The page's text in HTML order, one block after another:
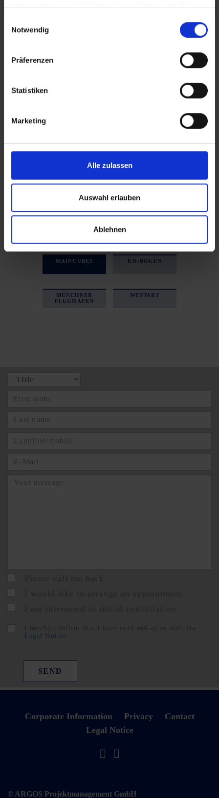
haben oder die sie im Rahmen Ihrer Nutzung der Dienste
Notwendig
Präferenzen
Statistiken
Marketing
Alle zulassen
Auswahl erlauben
Ablehnen
DECARBONIZATION
EU TAXONOMY CERTIFICATE
VISUALISATIONS
Here is a brief overview of our projects.
MAINCUBES KÖ-BOGEN
MÜNCHNER
FLUGHAFEN
WESTART
Legal Notice
SEND
Corporate Information Privacy
Contact
Legal Notice
© ARGOS Projektmanagement GmbH